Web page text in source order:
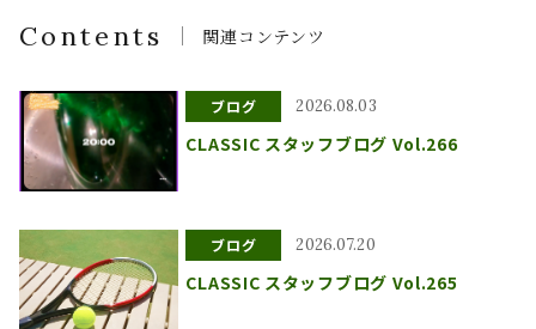
Contents 関連コンテンツ
ブログ 2026.08.03
CLASSIC スタッフブログ Vol.266
ブログ 2026.07.20
CLASSIC スタッフブログ Vol.265